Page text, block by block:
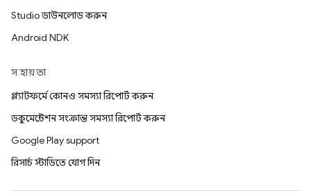
Studio ডাউনলোড করুন
Android NDK
সহায়তা
প্ল্যাটফর্মে কোনও সমস্যা রিপোর্ট করুন
ডকুমেন্টেশন সংক্রান্ত সমস্যা রিপোর্ট করুন
Google Play support
রিসার্চ স্টাডিতে যোগ দিন